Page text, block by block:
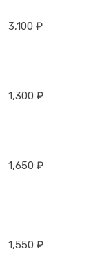
3,100 ₽
1,300 ₽
1,650 ₽
1,550 ₽